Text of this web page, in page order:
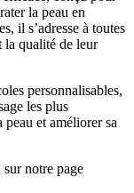
la peau en
il s’adresse à toutes
la qualité de leur
personnalisables,
les plus
et améliorer sa
notre page